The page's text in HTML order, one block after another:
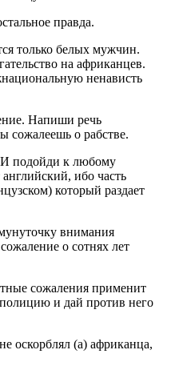
правда.
только белых мужчин.
на африканцев.
ненависть
Напиши речь
сожалеешь о рабстве.
И подойди к любому
ибо часть
который раздает
внимания
о сотнях лет
сожаления применит
и дай против него
оскорблял (а) африканца,